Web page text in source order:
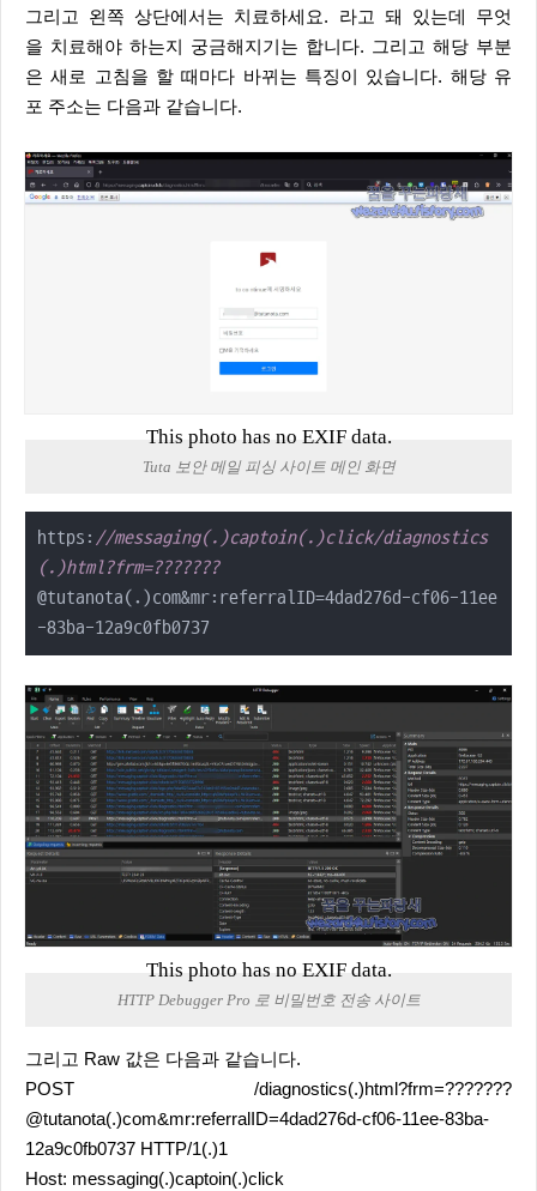
그리고 왼쪽 상단에서는 치료하세요. 라고 돼 있는데 무엇
을 치료해야 하는지 궁금해지기는 합니다. 그리고 해당 부분
은 새로 고침을 할 때마다 바뀌는 특징이 있습니다. 해당 유
포 주소는 다음과 같습니다.
This photo has no EXIF data.
Tuta 보안 메일 피싱 사이트 메인 화면
https: //messaging(.)captoin(.)click/diagnostics
(.)html?frm=???????
@tutanota(.)com&mr:referralID=4dad276d-cf06-11ee
-83ba-12a9c0fb0737
This photo has no EXIF data.
HTTP Debugger Pro 로 비밀번호 전송 사이트
그리고 Raw 값은 다음과 같습니다.
POST /diagnostics(.)html?frm=???????
@tutanota(.)com&mr:referralID=4dad276d-cf06-11ee-83ba-
12a9c0fb0737 HTTP/1(.)1
Host: messaging(.)captoin(.)click